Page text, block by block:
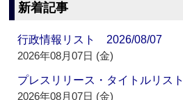
新着記事
行政情報リスト 2026/08/07
2026年08月07日 (金)
プレスリリース・タイトルリス
2026年08月07日 (金)